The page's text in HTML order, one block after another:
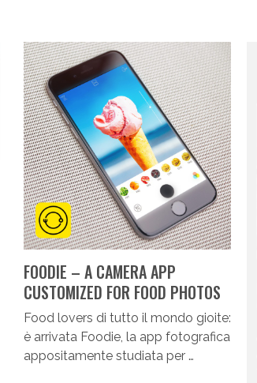
FOODIE – A CAMERA APP
CUSTOMIZED FOR FOOD PHOTOS
Food lovers di tutto il mondo gioite:
è arrivata Foodie, la app fotografica
appositamente studiata per …